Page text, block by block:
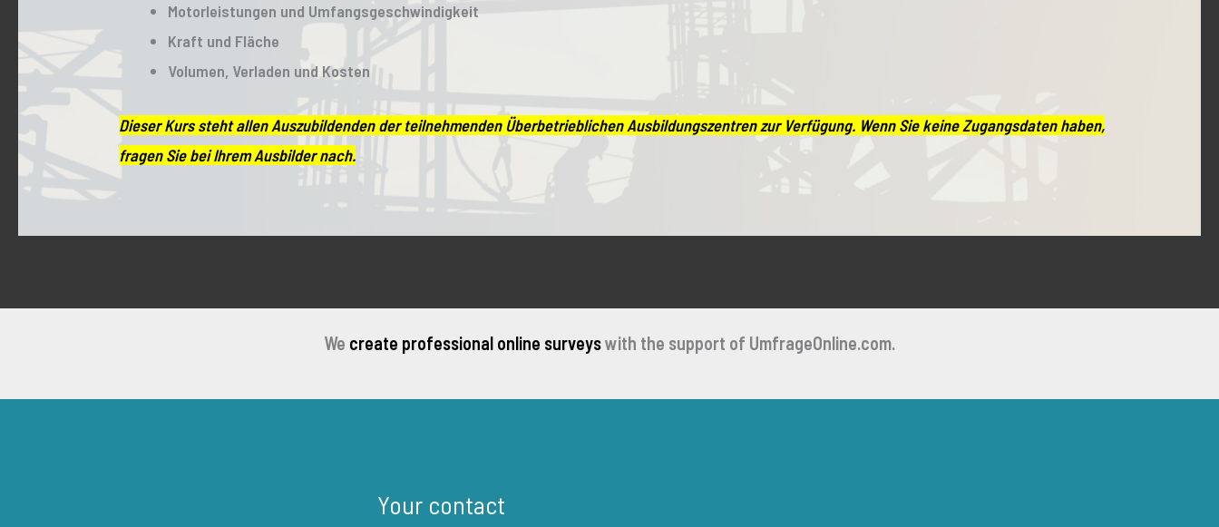
Motorleistungen und Umfangsgeschwindigkeit
Kraft und Fläche
Volumen, Verladen und Kosten
Dieser Kurs steht allen Auszubildenden der teilnehmenden Überbetrieblichen Ausbildungszentren zur Verfügung. Wenn Sie keine Zugangsdaten haben,
fragen Sie bei Ihrem Ausbilder nach.
We create professional online surveyswith the support of UmfrageOnline.com.
Your contact